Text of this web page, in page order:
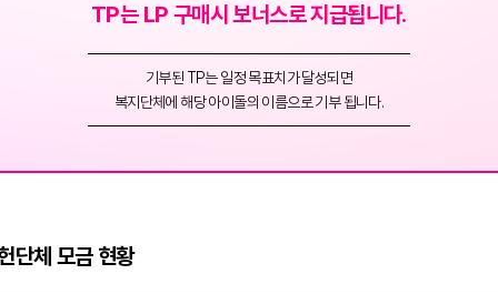
TP는 LP 구매시 보너스로 지급됩니다.
기부된 TP는 일정 목표치가 달성되면
복지단체에 해당 아이돌의 이름으로 기부 됩니다.
단체 모금 현황